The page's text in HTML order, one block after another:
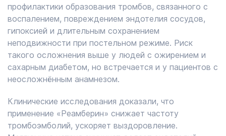
профилактики образования тромбов, связанного с
воспалением, повреждением эндотелия сосудов,
гипоксией и длительным сохранением
неподвижности при постельном режиме. Риск
такого осложнения выше у людей с ожирением и
сахарным диабетом, но встречается и у пациентов с
неосложнённым анамнезом.
Клинические исследования доказали, что
применение «Реамберин» снижает частоту
тромбоэмболий, ускоряет выздоровление.